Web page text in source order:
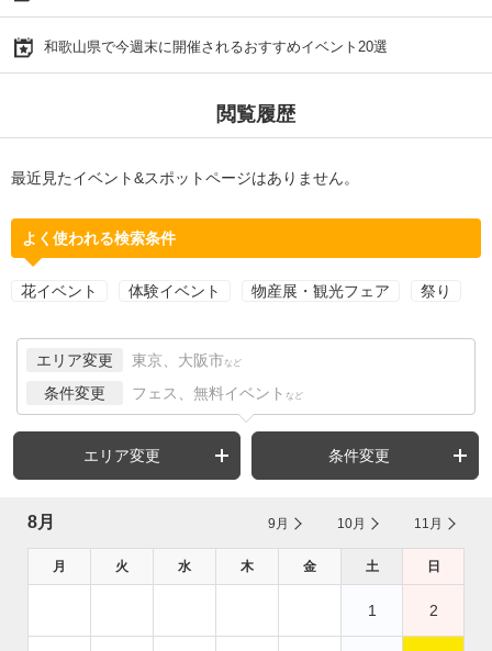
和歌山県で今週末に開催されるおすすめイベント20選
閲覧履歴
最近見たイベント&スポットページはありません。
よく使われる検索条件
花イベント 体験イベント 物産展・観光フェア 祭り
エリア変更 東京、大阪市 など
条件変更 フェス、無料イベント など
エリア変更 条件変更
8月 9月 10月 11月
月 火 水 木 金 土 日
1 2